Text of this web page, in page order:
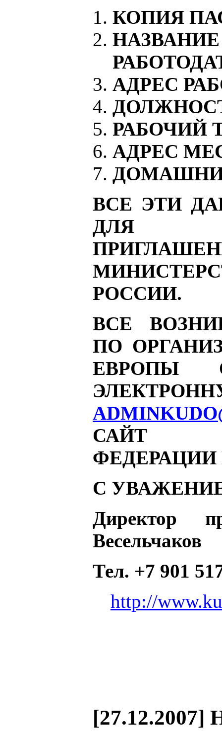
КОПИЯ
АДРЕС
РАБОЧИЙ
АДРЕС
ВСЕ ЭТИ
ДЛЯ
РОССИИ.
ВСЕ
ПО
ЕВРОПЫ
САЙТ
ФЕДЕРАЦИИ
C
Директор
Весельчаков
Тел. +7 901
http://
[27.12.2007]